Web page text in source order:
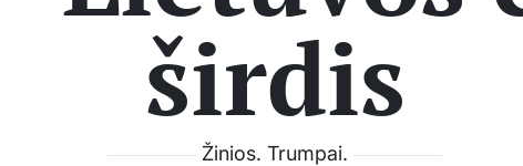
širdis
Žinios. Trumpai.